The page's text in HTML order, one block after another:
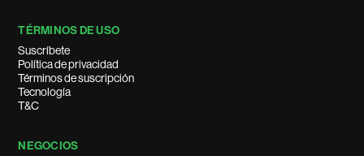
TÉRMINOS DE USO
Suscríbete
Política de privacidad
Términos de suscripción
Tecnología
T&C
NEGOCIOS